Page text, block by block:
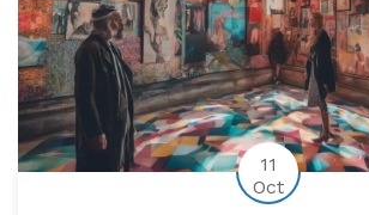
11
Oct